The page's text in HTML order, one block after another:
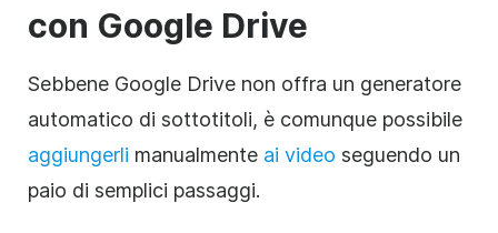
con Google Drive
Sebbene Google Drive non offra un generatore
automatico di sottotitoli, è comunque possibile
aggiungerli manualmente ai video seguendo un
paio di semplici passaggi.